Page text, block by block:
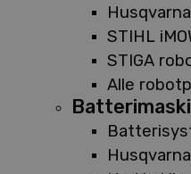
STIHL
STIGA
Alle